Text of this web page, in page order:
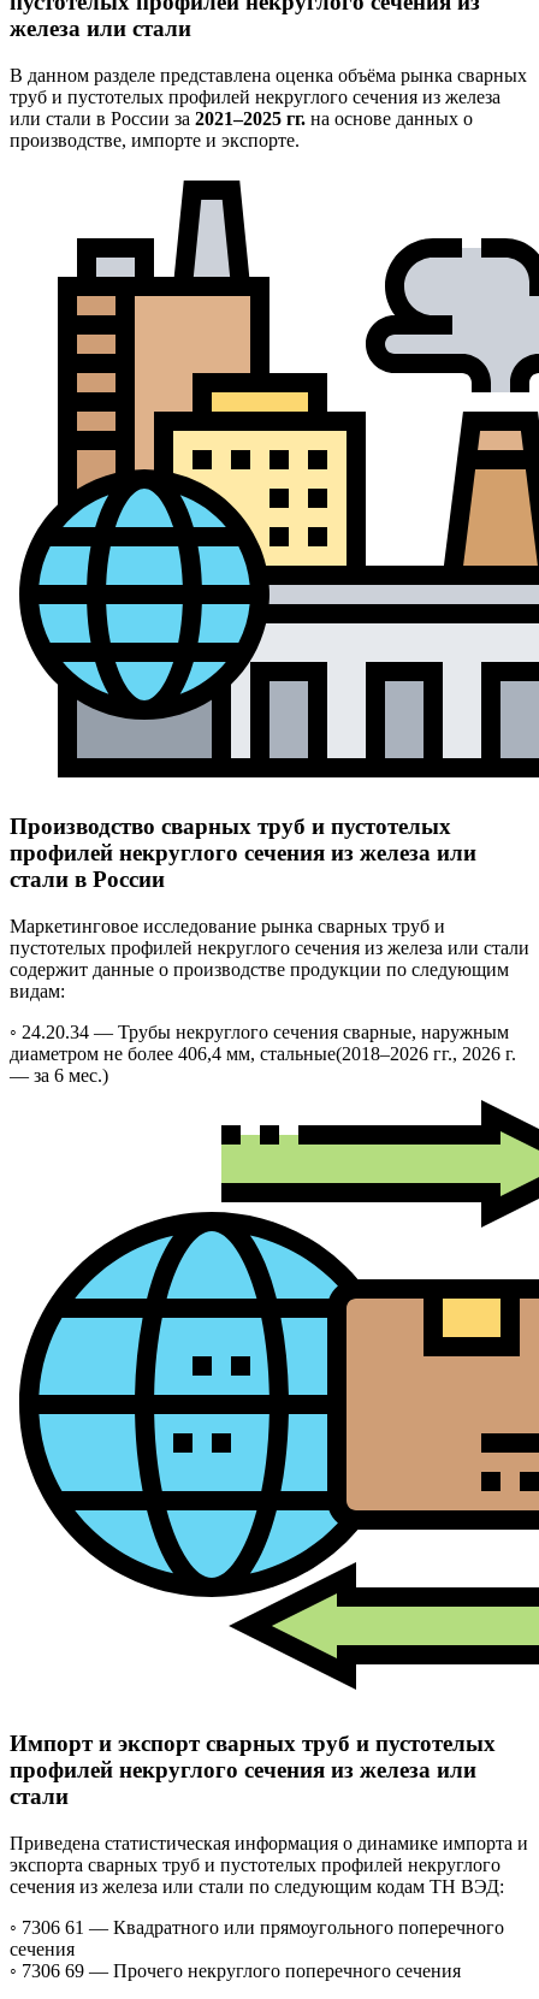
железа или стали
В данном разделе представлена оценка объёма рынка сварных
труб и пустотелых профилей некруглого сечения из железа
или стали в России за 2021–2025 гг. на основе данных о
производстве, импорте и экспорте.
Производство сварных труб и пустотелых
профилей некруглого сечения из железа или
стали в России
Маркетинговое исследование рынка сварных труб и
пустотелых профилей некруглого сечения из железа или стали
содержит данные о производстве продукции по следующим
видам:
◦ 24.20.34 — Трубы некруглого сечения сварные, наружным
диаметром не более 406,4 мм, стальные(2018–2026 гг., 2026 г.
— за 6 мес.)
Импорт и экспорт сварных труб и пустотелых
профилей некруглого сечения из железа или
стали
Приведена статистическая информация о динамике импорта и
экспорта сварных труб и пустотелых профилей некруглого
сечения из железа или стали по следующим кодам ТН ВЭД:
◦ 7306 61 — Квадратного или прямоугольного поперечного
сечения
◦ 7306 69 — Прочего некруглого поперечного сечения